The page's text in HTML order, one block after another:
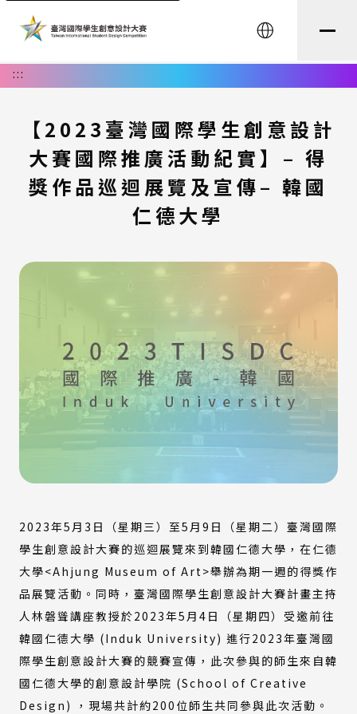
English
:::
【2023臺灣國際學生創意設計
大賽國際推廣活動紀實】– 得
獎作品巡迴展覽及宣傳– 韓國
仁德大學
2023年5月3日（星期三）至5月9日（星期二）臺灣國際
學生創意設計大賽的巡迴展覽來到韓國仁德大學，在仁德
大學<Ahjung Museum of Art>舉辦為期一週的得獎作
品展覽活動。同時，臺灣國際學生創意設計大賽計畫主持
人林磐聳講座教授於2023年5月4日（星期四）受邀前往
韓國仁德大學 (Induk University) 進行2023年臺灣國
際學生創意設計大賽的競賽宣傳，此次參與的師生來自韓
國仁德大學的創意設計學院 (School of Creative
Design) ，現場共計約200位師生共同參與此次活動。